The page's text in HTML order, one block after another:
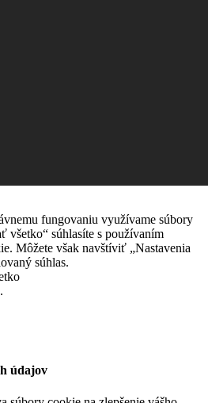
fungovaniu využívame súbory
všetko“ súhlasíte s používaním
Môžete však navštíviť „Nastavenia
súhlas.
údajov